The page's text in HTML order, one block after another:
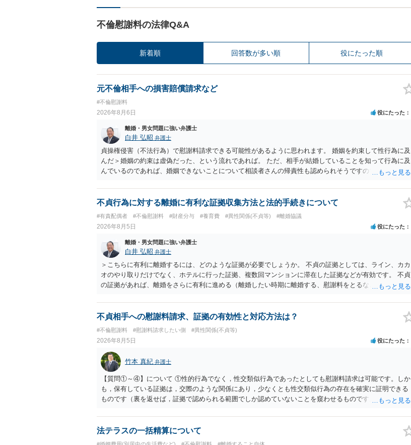
不倫慰謝料の法律Q&A
新着順 回答数が多い順 役にたった順
元不倫相手への損害賠償請求など
#不倫慰謝料
2026年8月6日 役にたった
離婚・男女問題に強い弁護士
白井 弘昭 弁護士
貞操権侵害（不法行為）で慰謝料請求できる可能性があるように思われます。 婚姻を約束して性行為に及
んだ＞婚姻の約束は虚偽だった、という流れであれば。 ただ、相手が結婚していることを知って行為に及
んでいるのであれば、婚姻できないことについて相談者さんの帰責性も認められそうですので、あまり慰
不貞行為に対する離婚に有利な証拠収集方法と法的手続きについて
#有責配偶者 #不倫慰謝料 #財産分与 #養育費 #異性関係(不貞等) #離婚協議
2026年8月5日 役にたった
離婚・男女問題に強い弁護士
白井 弘昭 弁護士
＞こちらに有利に離婚するには、どのような証拠が必要でしょうか。 不貞の証拠としては、ライン、カカ
オのやり取りだけでなく、ホテルに行った証拠、複数回マンションに滞在した証拠などが有効です。 不貞
の証拠があれば、離婚をさらに有利に進める（離婚したい時期に離婚する、慰謝料をとるなど）ことがで
がありますので、ご注意ください。 以上、ご参考まで。
不貞相手への慰謝料請求、証拠の有効性と対応方法は？
#不倫慰謝料 #慰謝料請求したい側 #異性関係(不貞等)
2026年8月5日 役にたった
竹本 真紀 弁護士
【質問①～④】について ①性的行為でなく，性交類似行為であったとしても慰謝料請求は可能です。しか
も，保有している証拠は，交際のような関係にあり，少なくとも性交類似行為の存在を確実に証明できる
ものです（裏を返せば，証拠で認められる範囲でしか認めていないことを窺わせるものです。）。ですか
して，この点を考慮されることになるかもしれません。 ②夫との今後のことを考えて書いてもらうか否か
を検討するのがよいと思います。今ある証拠以上のことを証明（証明力を強めることも含む）できるので
法テラスの一括精算について